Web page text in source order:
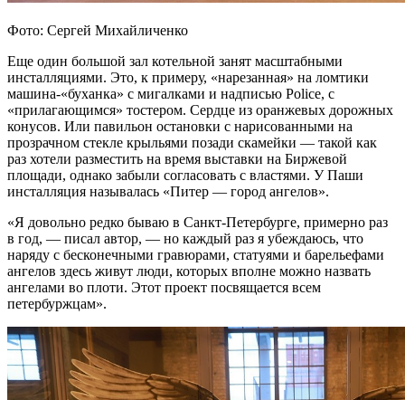
Фото: Сергей Михайличенко
Еще один большой зал котельной занят масштабными
инсталляциями. Это, к примеру, «нарезанная» на ломтики
машина-«буханка» с мигалками и надписью Police, с
«прилагающимся» тостером. Сердце из оранжевых дорожных
конусов. Или павильон остановки с нарисованными на
прозрачном стекле крыльями позади скамейки — такой как
раз хотели разместить на время выставки на Биржевой
площади, однако забыли согласовать с властями. У Паши
инсталляция называлась «Питер — город ангелов».
«Я довольно редко бываю в Санкт-Петербурге, примерно раз
в год, — писал автор, — но каждый раз я убеждаюсь, что
наряду с бесконечными гравюрами, статуями и барельефами
ангелов здесь живут люди, которых вполне можно назвать
ангелами во плоти. Этот проект посвящается всем
петербуржцам».